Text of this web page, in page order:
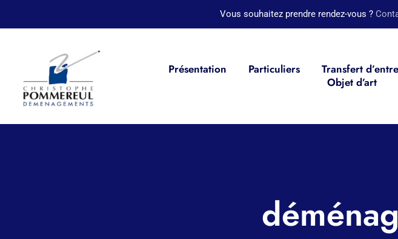
au
Vous souhaitez prendre rendez-vous ?
Présentation Particuliers Transfert
Objet d’art